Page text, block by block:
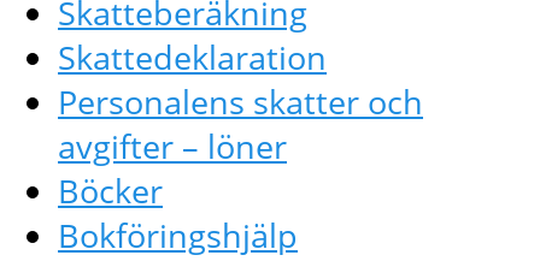
Skatteberäkning
Skattedeklaration
Personalens skatter och
avgifter – löner
Böcker
Bokföringshjälp